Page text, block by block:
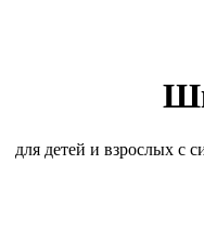
для детей и взрослых с